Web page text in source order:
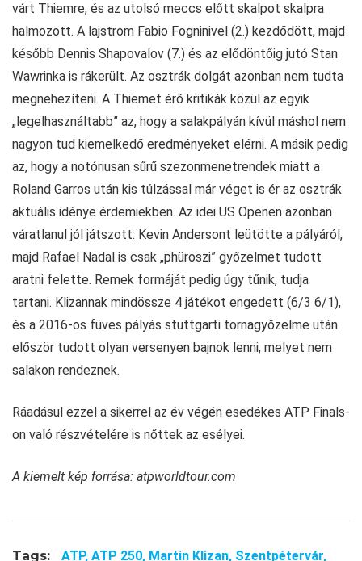
várt Thiemre, és az utolsó meccs előtt skalpot skalpra
halmozott. A lajstrom Fabio Fogninivel (2.) kezdődött, majd
később Dennis Shapovalov (7.) és az elődöntőig jutó Stan
Wawrinka is rákerült. Az osztrák dolgát azonban nem tudta
megnehezíteni. A Thiemet érő kritikák közül az egyik
„legelhasználtabb” az, hogy a salakpályán kívül máshol nem
nagyon tud kiemelkedő eredményeket elérni. A másik pedig
az, hogy a notóriusan sűrű szezonmenetrendek miatt a
Roland Garros után kis túlzással már véget is ér az osztrák
aktuális idénye érdemiekben. Az idei US Openen azonban
váratlanul jól játszott: Kevin Andersont leütötte a pályáról,
majd Rafael Nadal is csak „phüroszi” győzelmet tudott
aratni felette. Remek formáját pedig úgy tűnik, tudja
tartani. Klizannak mindössze 4 játékot engedett (6/3 6/1),
és a 2016-os füves pályás stuttgarti tornagyőzelme után
először tudott olyan versenyen bajnok lenni, melyet nem
salakon rendeznek.
Ráadásul ezzel a sikerrel az év végén esedékes ATP Finals-
on való részvételére is nőttek az esélyei.
A kiemelt kép forrása: atpworldtour.com
Tags: ATP, ATP 250, Martin Klizan, Szentpétervár,